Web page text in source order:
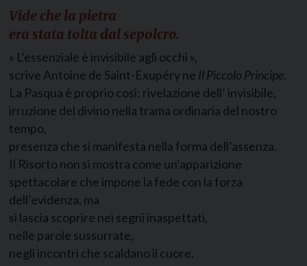
Vide che la pietra
era stata tolta dal sepolcro.
« L’essenziale è invisibile agli occhi »,
scrive Antoine de Saint-Exupéry ne Il Piccolo Principe.
La Pasqua è proprio così: rivelazione dell’ invisibile,
irruzione del divino nella trama ordinaria del nostro
tempo,
presenza che si manifesta nella forma dell’assenza.
Il Risorto non si mostra come un’apparizione
spettacolare che impone la fede con la forza
dell’evidenza, ma
si lascia scoprire nei segni inaspettati,
nelle parole sussurrate,
negli incontri che scaldano il cuore.